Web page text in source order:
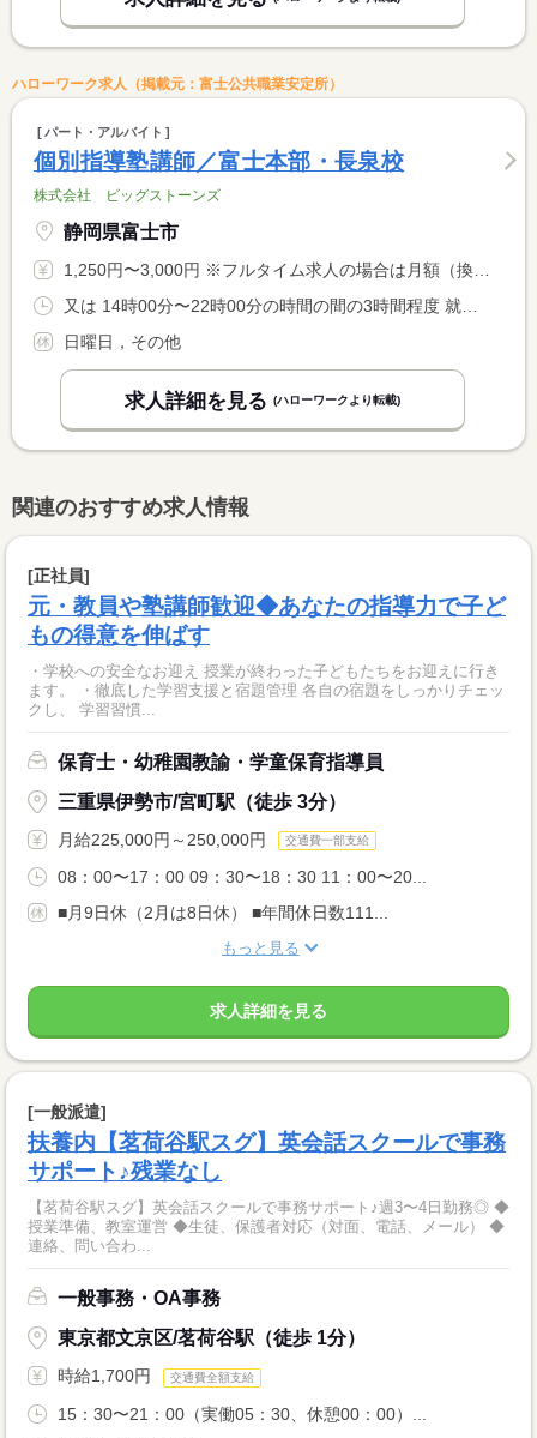
ハローワーク求人（掲載元：富士公共職業安定所）
パート・アルバイト
個別指導塾講師／富士本部・長泉校
株式会社 ビッグストーンズ
静岡県富士市
1,250円〜3,000円 ※フルタイム求人の場合は月額（換算額）、パート求人の場合は時間額を表示しています。
日曜日，その他
求人詳細を見る (ハローワークより転載)
関連のおすすめ求人情報
[正社員]
元・教員や塾講師歓迎◆あなたの指導力で子ど
もの得意を伸ばす
・学校への安全なお迎え 授業が終わった子どもたちをお迎えに行き
ます。 ・徹底した学習支援と宿題管理 各自の宿題をしっかりチェッ
クし、 学習習慣...
保育士・幼稚園教諭・学童保育指導員
三重県伊勢市/宮町駅（徒歩 3分）
月給225,000円～250,000円 交通費一部支給
08：00〜17：00 09：30〜18：30 11：00〜20...
■月9日休（2月は8日休） ■年間休日数111...
もっと見る
求人詳細を見る
[一般派遣]
扶養内【茗荷谷駅スグ】英会話スクールで事務
サポート♪残業なし
【茗荷谷駅スグ】英会話スクールで事務サポート♪週3〜4日勤務◎ ◆
授業準備、教室運営 ◆生徒、保護者対応（対面、電話、メール） ◆
連絡、問い合わ...
一般事務・OA事務
東京都文京区/茗荷谷駅（徒歩 1分）
時給1,700円 交通費全額支給
15：30〜21：00（実働05：30、休憩00：00）...